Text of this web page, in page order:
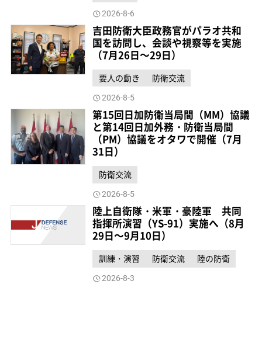
2026-8-6
吉田防衛大臣政務官がパラオ共和
国を訪問し、会談や視察等を実施
（7月26日～29日）
要人の動き 防衛交流
2026-8-5
第15回日加防衛当局間（MM）協議
と第14回日加外務・防衛当局間
（PM）協議をオタワで開催（7月
31日）
防衛交流
2026-8-5
陸上自衛隊・米軍・豪陸軍 共同
指揮所演習（YS-91）実施へ（8月
29日～9月10日）
訓練・演習 防衛交流 陸の防衛
2026-8-3